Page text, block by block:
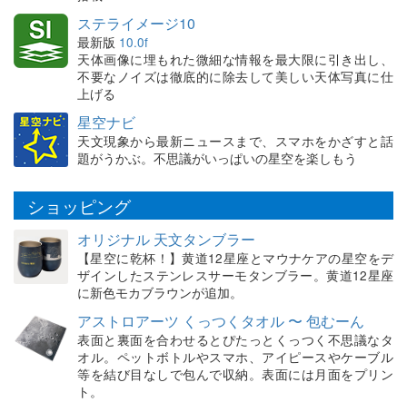
ステライメージ10
最新版 10.0f
天体画像に埋もれた微細な情報を最大限に引き出し、
不要なノイズは徹底的に除去して美しい天体写真に仕
上げる
星空ナビ
天文現象から最新ニュースまで、スマホをかざすと話
題がうかぶ。不思議がいっぱいの星空を楽しもう
ショッピング
オリジナル 天文タンブラー
【星空に乾杯！】黄道12星座とマウナケアの星空をデ
ザインしたステンレスサーモタンブラー。黄道12星座
に新色モカブラウンが追加。
アストロアーツ くっつくタオル 〜 包むーん
表面と裏面を合わせるとぴたっとくっつく不思議なタ
オル。ペットボトルやスマホ、アイピースやケーブル
等を結び目なしで包んで収納。表面には月面をプリン
ト。